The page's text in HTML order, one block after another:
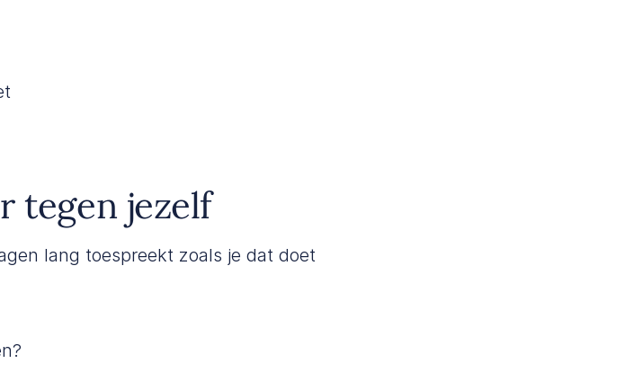
tegen jezelf
lang toespreekt zoals je dat doet